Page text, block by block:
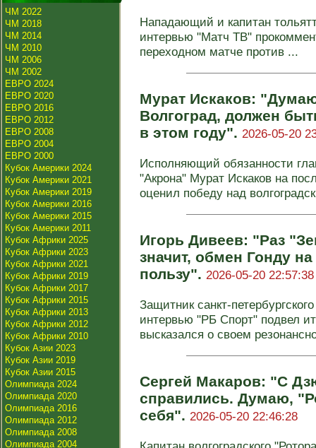
ЧМ 2022
ЧМ 2018
ЧМ 2014
ЧМ 2010
ЧМ 2006
ЧМ 2002
ЕВРО 2024
ЕВРО 2020
ЕВРО 2016
ЕВРО 2012
ЕВРО 2008
ЕВРО 2004
ЕВРО 2000
Кубок Америки 2024
Кубок Америки 2021
Кубок Америки 2019
Кубок Америки 2016
Кубок Америки 2015
Кубок Америки 2011
Кубок Африки 2025
Кубок Африки 2023
Кубок Африки 2021
Кубок Африки 2019
Кубок Африки 2017
Кубок Африки 2015
Кубок Африки 2013
Кубок Африки 2012
Кубок Африки 2010
Кубок Азии 2023
Кубок Азии 2019
Кубок Азии 2015
Олимпиада 2024
Олимпиада 2020
Олимпиада 2016
Олимпиада 2012
Олимпиада 2008
Олимпиада 2004
Нападающий и капитан
интервью "Матч ТВ"
переходном матче против ...
Мурат Искаков:
Волгоград, должен
в этом году". 2026-05-20
Исполняющий обязанности
"Акрона" Мурат Искаков на
оценил победу над
Игорь Дивеев: "Раз
значит, обмен Гонду
пользу". 2026-05-20 22:57:38
Защитник санкт-
интервью "РБ Спорт" подвел
высказался о своем
Сергей Макаров: "С
справились. Думаю,
себя". 2026-05-20 22:46:28